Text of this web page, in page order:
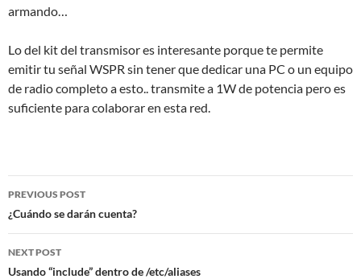
armando…
Lo del kit del transmisor es interesante porque te permite
emitir tu señal WSPR sin tener que dedicar una PC o un equipo
de radio completo a esto.. transmite a 1W de potencia pero es
suficiente para colaborar en esta red.
Post
navigation
PREVIOUS POST
¿Cuándo se darán cuenta?
NEXT POST
Usando “include” dentro de /etc/aliases